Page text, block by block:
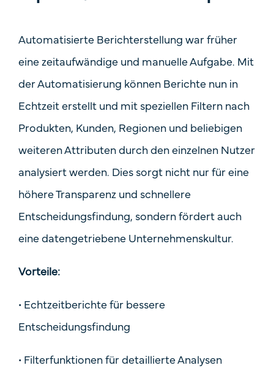
Automatisierte Berichterstellung war früher
eine zeitaufwändige und manuelle Aufgabe. Mit
der Automatisierung können Berichte nun in
Echtzeit erstellt und mit speziellen Filtern nach
Produkten, Kunden, Regionen und beliebigen
weiteren Attributen durch den einzelnen Nutzer
analysiert werden. Dies sorgt nicht nur für eine
höhere Transparenz und schnellere
Entscheidungsfindung, sondern fördert auch
eine datengetriebene Unternehmenskultur.
Vorteile:
• Echtzeitberichte für bessere
Entscheidungsfindung
• Filterfunktionen für detaillierte Analysen